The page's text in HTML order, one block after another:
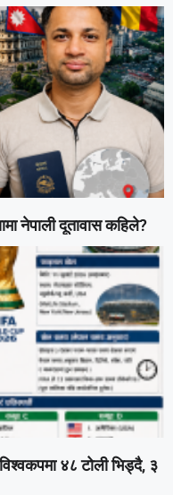
नेपाली दूतावास कहिले?
४८ टोली भिड्दै, ३